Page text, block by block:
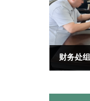
财务处